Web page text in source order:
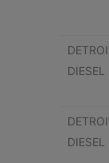
DIESEL
DIESEL